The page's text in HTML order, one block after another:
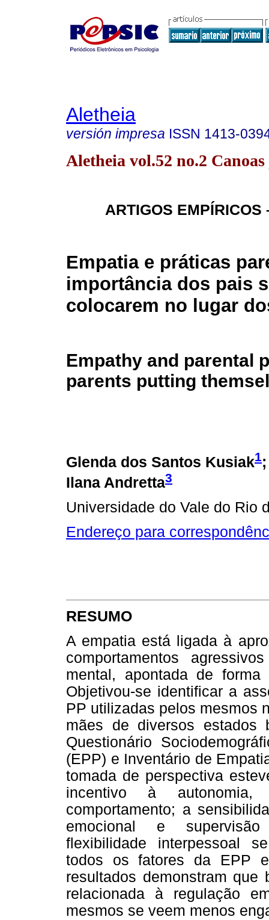
Aletheia
versión impresa ISSN 1413-
Aletheia vol.52 no.2
ARTIGOS EMPÍRICOS
Empatia e práticas
importância dos pais
colocarem no lugar
Empathy and parental
parents putting
Glenda dos Santos Kusiak1
Ilana Andretta3
Universidade do Vale do Rio
Endereço para
RESUMO
A empatia está ligada à
comportamentos
mental, apontada de
Objetivou-se identificar a
PP utilizadas pelos mesmos
mães de diversos estados
Questionário
(EPP) e Inventário de
tomada de perspectiva
incentivo à
comportamento; a
emocional e
flexibilidade interpessoal
todos os fatores da EPP
resultados demonstram que
relacionada à regulação
mesmos se veem menos